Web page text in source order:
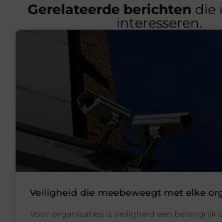
Gerelateerde berichten die
interesseren.
Veiligheid die meebeweegt met elke
Voor organisaties is veiligheid een belangrijk